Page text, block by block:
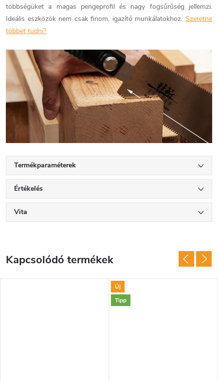
többségüket a magas pengeprofil és nagy fogsűrűség jellemzi.
Ideális eszközök nem csak finom, igazító munkálatokhoz. Szeretne
többet tudni?
Termékparaméterek
Értékelés
Vita
Kapcsolódó termékek
Új
Tipp